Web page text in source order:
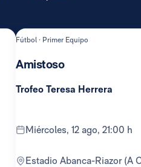
Fútbol · Primer Equipo
Amistoso
Trofeo Teresa Herrera
miércoles, 12 ago, 21:00 h
Estadio Abanca-Riazor (A